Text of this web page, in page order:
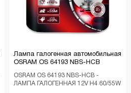
Лампа галогенная автомобильная
OSRAM OS 64193 NBS-HCB
OSRAM OS 64193 NBS-HCB -
ЛАМПА ГАЛОГЕННАЯ 12V H4 60/55W